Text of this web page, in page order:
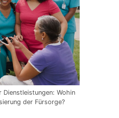
Dienstleistungen: Wohin
der Fürsorge?